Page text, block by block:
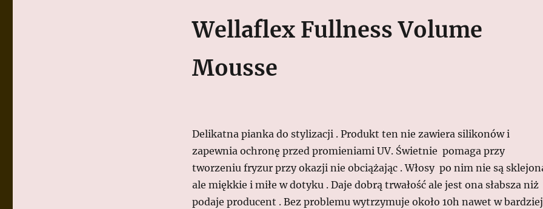
Wellaflex Fullness Volume
Mousse
Delikatna pianka do stylizacji . Produkt ten nie zawiera silikonów i
zapewnia ochronę przed promieniami UV. Świetnie pomaga przy
tworzeniu fryzur przy okazji nie obciążając . Włosy po nim nie są
ale miękkie i miłe w dotyku . Daje dobrą trwałość ale jest ona słabsza niż
podaje producent . Bez problemu wytrzymuje około 10h nawet w bardziej